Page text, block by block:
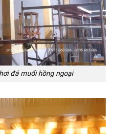
đá muối hồng ngoại